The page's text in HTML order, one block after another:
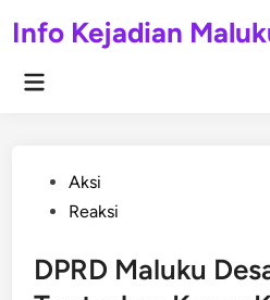
toInfo Kejadian
Main
PostedAksi
Reaksi
DPRD Maluku